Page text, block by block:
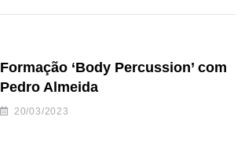
Formação ‘Body Percussion’ com
Pedro Almeida
20/03/2023